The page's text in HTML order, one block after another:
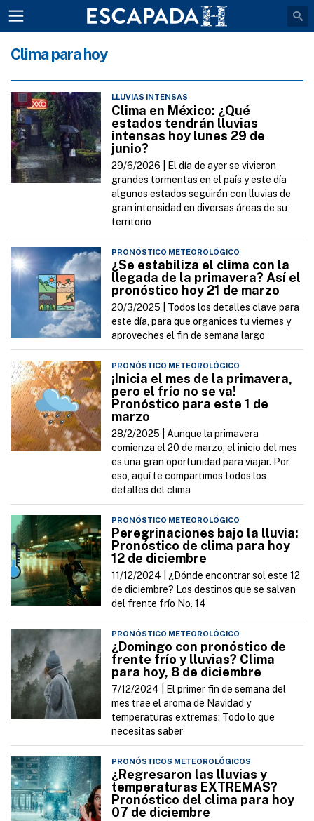
Clima para hoy
LLUVIAS INTENSAS
Clima en México: ¿Qué
estados tendrán lluvias
intensas hoy lunes 29 de
junio?
29/6/2026 | El día de ayer se vivieron
grandes tormentas en el país y este día
algunos estados seguirán con lluvias de
gran intensidad en diversas áreas de su
territorio
PRONÓSTICO METEOROLÓGICO
¿Se estabiliza el clima con la
llegada de la primavera? Así el
pronóstico hoy 21 de marzo
20/3/2025 | Todos los detalles clave para
este día, para que organices tu viernes y
aproveches el fin de semana largo
PRONÓSTICO METEOROLÓGICO
¡Inicia el mes de la primavera,
pero el frío no se va!
Pronóstico para este 1 de
marzo
28/2/2025 | Aunque la primavera
comienza el 20 de marzo, el inicio del mes
es una gran oportunidad para viajar. Por
eso, aquí te compartimos todos los
detalles del clima
PRONÓSTICO METEOROLÓGICO
Peregrinaciones bajo la lluvia:
Pronóstico de clima para hoy
12 de diciembre
11/12/2024 | ¿Dónde encontrar sol este 12
de diciembre? Los destinos que se salvan
del frente frío No. 14
PRONÓSTICO METEOROLÓGICO
¿Domingo con pronóstico de
frente frío y lluvias? Clima
para hoy, 8 de diciembre
7/12/2024 |
El primer fin de semana del
mes trae el aroma de Navidad y
temperaturas extremas: Todo lo que
necesitas saber
PRONÓSTICOS METEOROLÓGICOS
¿Regresaron las lluvias y
temperaturas EXTREMAS?
Pronóstico del clima para hoy
07 de diciembre